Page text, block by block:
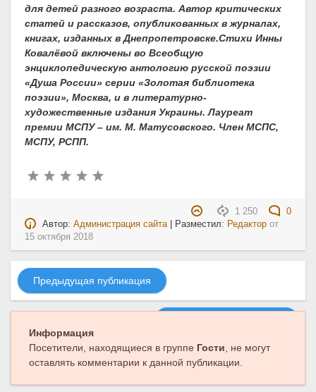
для детей разного возраста. Автор критических
статей и рассказов, опубликованных в журналах,
книгах, изданных в Днепропетровске.Стихи Инны
Ковалёвой включены во Всеобщую
энциклопедическую антологию русской поэзии
«Душа России» серии «Золотая библиотека
поэзии», Москва, и в литературно-
художественные издания Украины. Лауреат
премии МСПУ – им. М. Матусовского. Член МСПС,
МСПУ, РСПП.
1 250
0
Автор:Администрация сайта| Разместил: Редактор от
15 октября 2018
Предыдущая публикация
Информация
Посетители, находящиеся в группе Гости , не могут
оставлять комментарии к данной публикации.